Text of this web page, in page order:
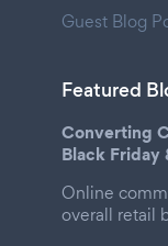
Guest Blog
Featured
Converting
Black Friday
Online
overall retail